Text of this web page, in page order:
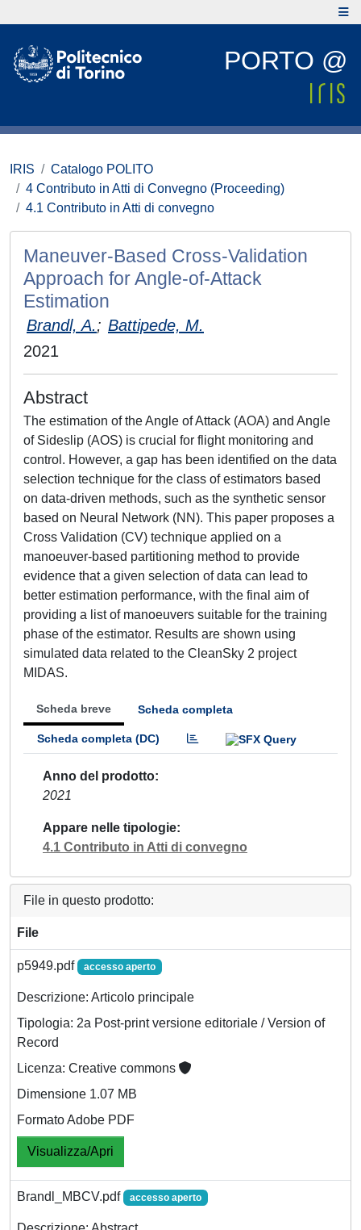
PORTO @
IRIS
Catalogo POLITO
4 Contributo in Atti di Convegno (Proceeding)
4.1 Contributo in Atti di convegno
Maneuver-Based Cross-Validation
Approach for Angle-of-Attack
Estimation
Brandl, A.; Battipede, M.
2021
Abstract
The estimation of the Angle of Attack (AOA) and Angle
of Sideslip (AOS) is crucial for flight monitoring and
control. However, a gap has been identified on the data
selection technique for the class of estimators based
on data-driven methods, such as the synthetic sensor
based on Neural Network (NN). This paper proposes a
Cross Validation (CV) technique applied on a
manoeuver-based partitioning method to provide
evidence that a given selection of data can lead to
better estimation performance, with the final aim of
providing a list of manoeuvers suitable for the training
phase of the estimator. Results are shown using
simulated data related to the CleanSky 2 project
MIDAS.
Scheda breve Scheda completa
Scheda completa (DC)
Anno del prodotto
2021
Appare nelle tipologie
4.1 Contributo in Atti di convegno
File in questo prodotto:
File
p5949.pdf accesso aperto
Descrizione: Articolo principale
Tipologia: 2a Post-print versione editoriale / Version of
Record
Licenza: Creative commons
Dimensione 1.07 MB
Formato Adobe PDF
Visualizza/Apri
Brandl_MBCV.pdf accesso aperto